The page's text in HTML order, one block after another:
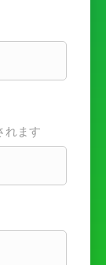
れます